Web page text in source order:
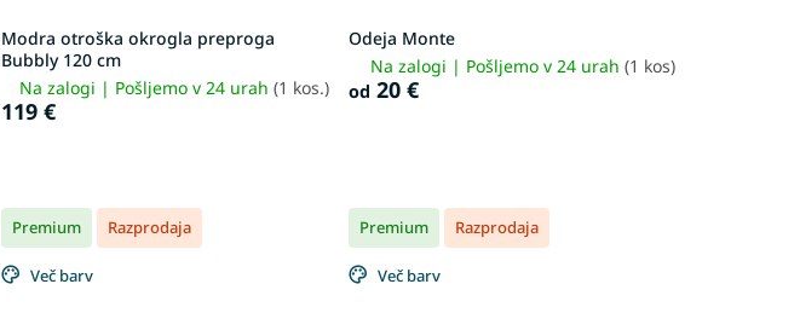
Modra otroška okrogla preproga
Bubbly 120 cm
Na zalogi | Pošljemo v 24 urah (1 kos.)
119 €
Odeja Monte
Na zalogi | Pošljemo v 24 urah (1 kos)
od 20 €
Premium Razprodaja
Več barv
Premium Razprodaja
Več barv